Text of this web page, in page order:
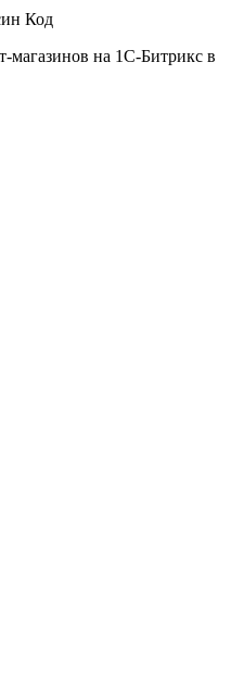
Код
магазинов на 1С-Битрикс в